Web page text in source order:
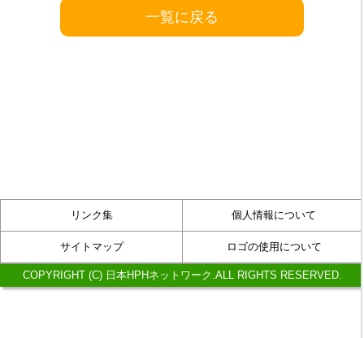
一覧に戻る
リンク集 個人情報について
サイトマップ ロゴの使用について
COPYRIGHT (C) 日本HPHネットワーク.ALL RIGHTS RESERVED.